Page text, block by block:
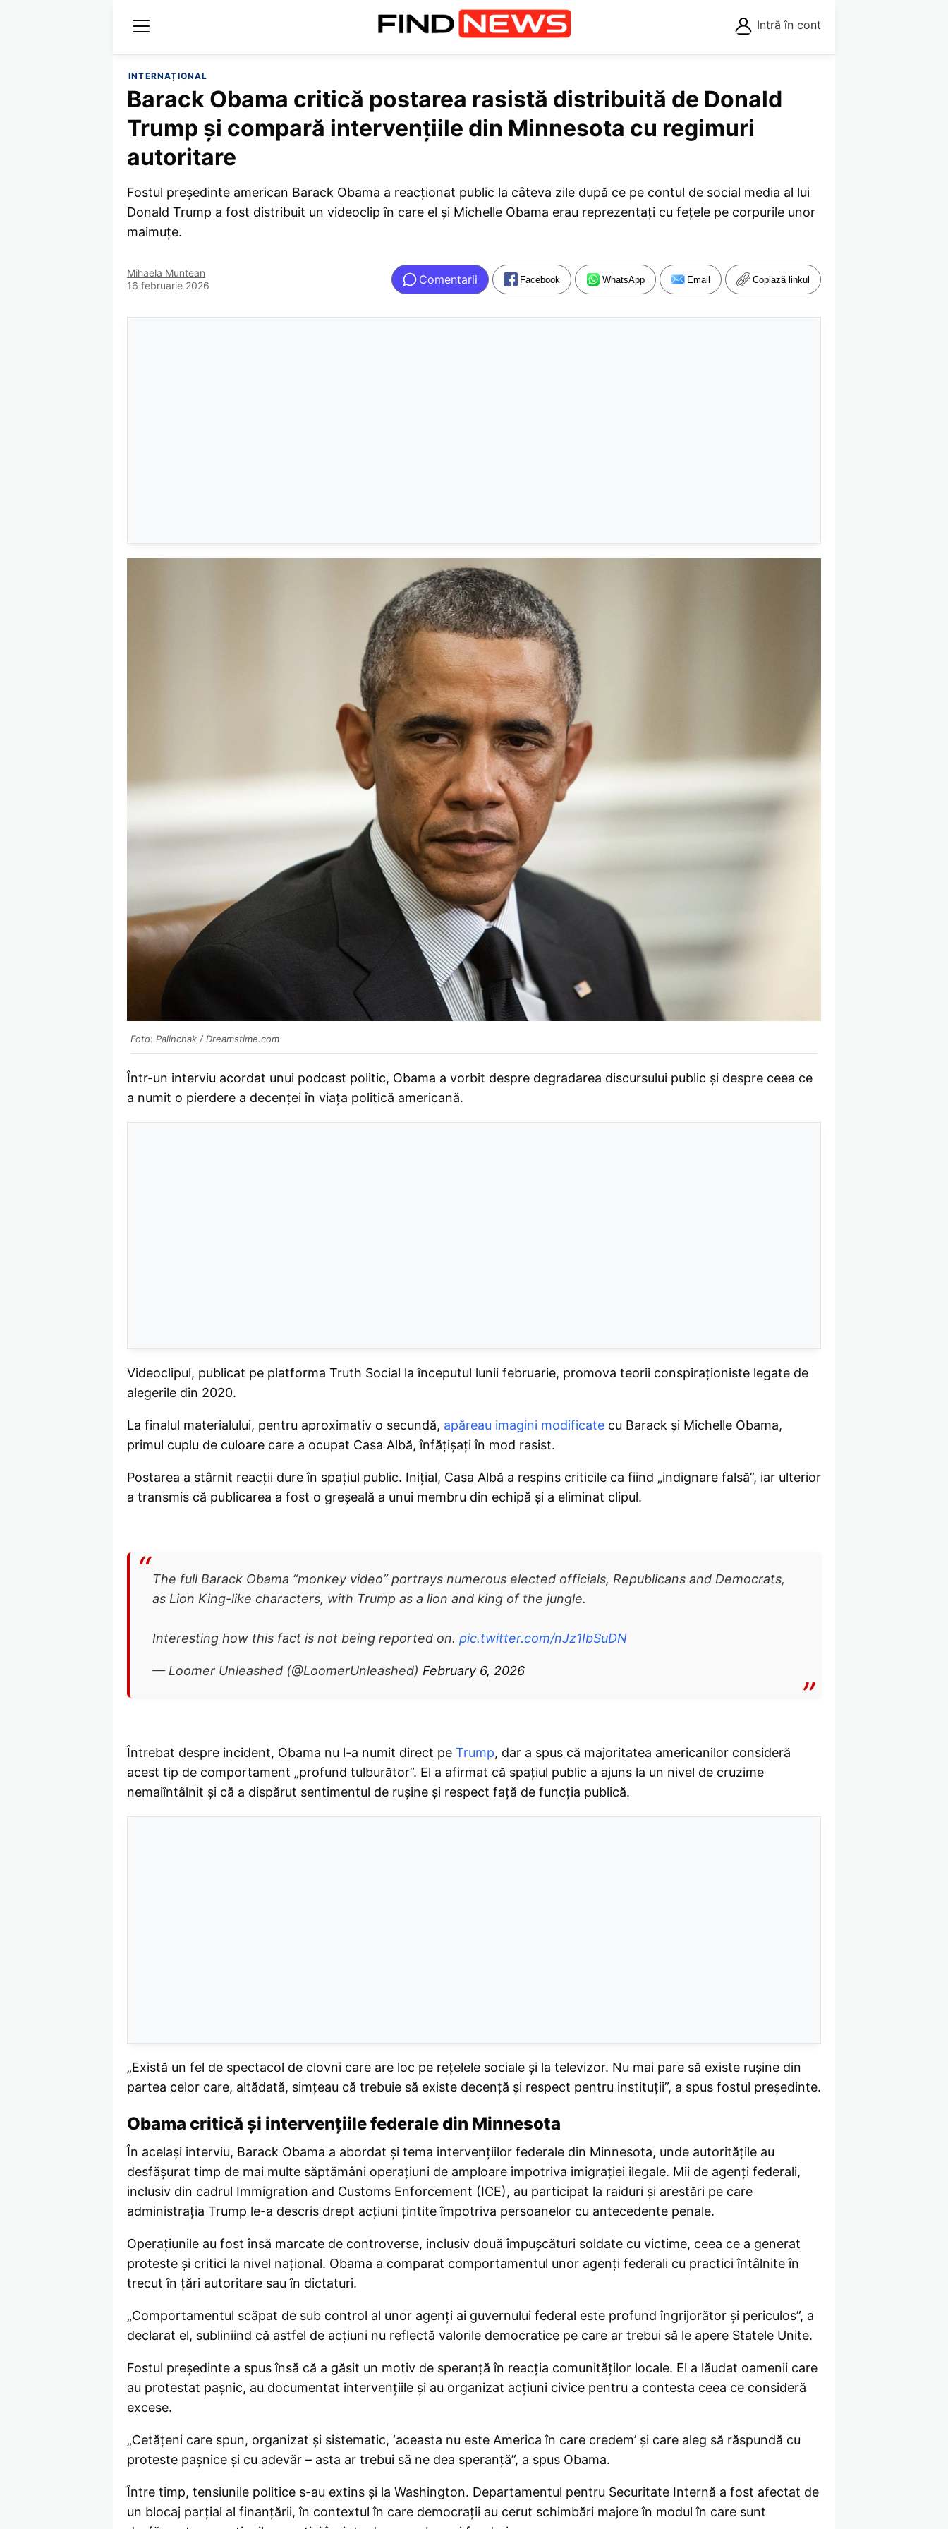
Intră în cont
INTERNAȚIONAL
Barack Obama critică postarea rasistă distribuită de Donald
Trump și compară intervențiile din Minnesota cu regimuri
autoritare
Fostul președinte american Barack Obama a reacționat public la câteva zile după ce pe contul de social media al lui
Donald Trump a fost distribuit un videoclip în care el și Michelle Obama erau reprezentați cu fețele pe corpurile unor
maimuțe.
Mihaela Muntean
16 februarie 2026
Comentarii Facebook WhatsApp Email Copiază linkul
Foto: Palinchak / Dreamstime.com
Într-un interviu acordat unui podcast politic, Obama a vorbit despre degradarea discursului public și despre ceea ce
a numit o pierdere a decenței în viața politică americană.
Videoclipul, publicat pe platforma Truth Social la începutul lunii februarie, promova teorii conspiraționiste legate de
alegerile din 2020.
La finalul materialului, pentru aproximativ o secundă, apăreau imagini modificate cu Barack și Michelle Obama,
primul cuplu de culoare care a ocupat Casa Albă, înfățișați în mod rasist.
Postarea a stârnit reacții dure în spațiul public. Inițial, Casa Albă a respins criticile ca fiind „indignare falsă”, iar ulterior
a transmis că publicarea a fost o greșeală a unui membru din echipă și a eliminat clipul.
The full Barack Obama “monkey video” portrays numerous elected officials, Republicans and Democrats,
as Lion King-like characters, with Trump as a lion and king of the jungle.
Interesting how this fact is not being reported on. pic.twitter.com/nJz1IbSuDN
— Loomer Unleashed (@LoomerUnleashed) February 6, 2026
Întrebat despre incident, Obama nu l-a numit direct pe Trump, dar a spus că majoritatea americanilor consideră
acest tip de comportament „profund tulburător”. El a afirmat că spațiul public a ajuns la un nivel de cruzime
nemaiîntâlnit și că a dispărut sentimentul de rușine și respect față de funcția publică.
„Există un fel de spectacol de clovni care are loc pe rețelele sociale și la televizor. Nu mai pare să existe rușine din
partea celor care, altădată, simțeau că trebuie să existe decență și respect pentru instituții”, a spus fostul președinte.
Obama critică și intervențiile federale din Minnesota
În același interviu, Barack Obama a abordat și tema intervențiilor federale din Minnesota, unde autoritățile au
desfășurat timp de mai multe săptămâni operațiuni de amploare împotriva imigrației ilegale. Mii de agenți federali,
inclusiv din cadrul Immigration and Customs Enforcement (ICE), au participat la raiduri și arestări pe care
administrația Trump le-a descris drept acțiuni țintite împotriva persoanelor cu antecedente penale.
Operațiunile au fost însă marcate de controverse, inclusiv două împușcături soldate cu victime, ceea ce a generat
proteste și critici la nivel național. Obama a comparat comportamentul unor agenți federali cu practici întâlnite în
trecut în țări autoritare sau în dictaturi.
„Comportamentul scăpat de sub control al unor agenți ai guvernului federal este profund îngrijorător și periculos”, a
declarat el, subliniind că astfel de acțiuni nu reflectă valorile democratice pe care ar trebui să le apere Statele Unite.
Fostul președinte a spus însă că a găsit un motiv de speranță în reacția comunităților locale. El a lăudat oamenii care
au protestat pașnic, au documentat intervențiile și au organizat acțiuni civice pentru a contesta ceea ce consideră
excese.
„Cetățeni care spun, organizat și sistematic, ‘aceasta nu este America în care credem’ și care aleg să răspundă cu
proteste pașnice și cu adevăr – asta ar trebui să ne dea speranță”, a spus Obama.
Între timp, tensiunile politice s-au extins și la Washington. Departamentul pentru Securitate Internă a fost afectat de
un blocaj parțial al finanțării, în contextul în care democrații au cerut schimbări majore în modul în care sunt